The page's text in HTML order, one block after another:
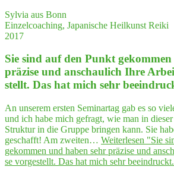
Sylvia aus Bonn
Einzelcoaching, Japanische Heilkunst Reiki
2017
Sie sind auf den Punkt
prä­zi­se und anschau­lich Ihre
stellt. Das hat mich sehr
An unserem ersten Seminartag gab es so
und ich habe mich gefragt, wie man in
Struktur in die Gruppe bringen kann. Sie
geschafft! Am zweiten… Weiterlesen "Sie
gekom­men und haben sehr prä­zi­se und
se vor­ge­stellt. Das hat mich sehr